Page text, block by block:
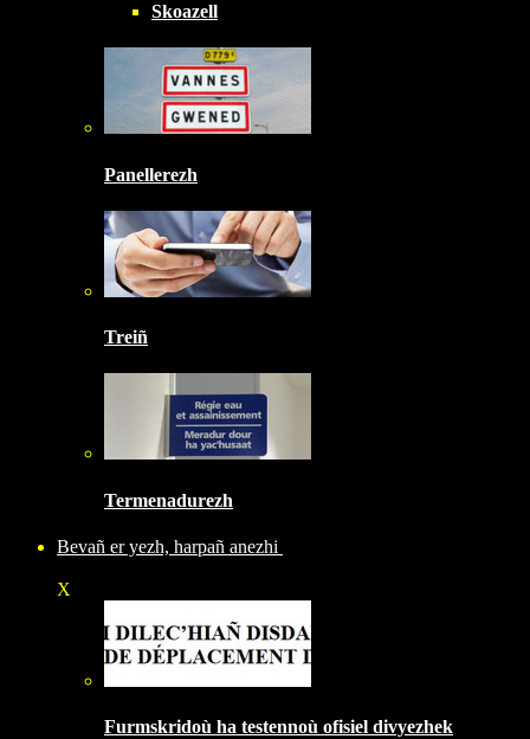
Skoazell
Panellerezh
Treiñ
Termenadurezh
Bevañ er yezh, harpañ anezhi
X
Furmskridoù ha testennoù ofisiel divyezhek